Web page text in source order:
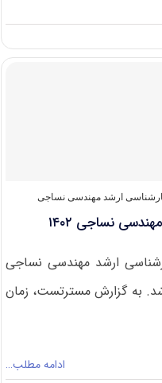
ارشد مهندسی نساجی
نساجی ۱۴۰۲
ارشد مهندسی نساجی
شد. به گزارش مسترتست، زمان
ادامه مطلب…